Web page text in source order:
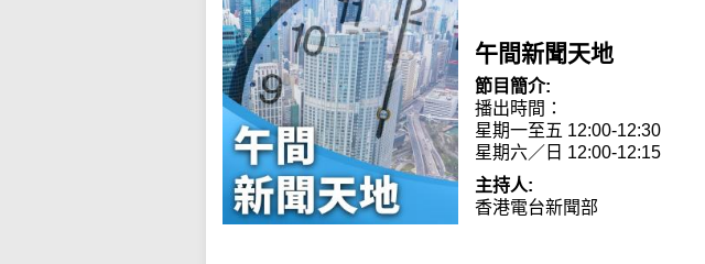
午間新聞天地
節目簡介:
播出時間：
星期一至五 12:00-12:30
星期六／日 12:00-12:15
主持人:
香港電台新聞部